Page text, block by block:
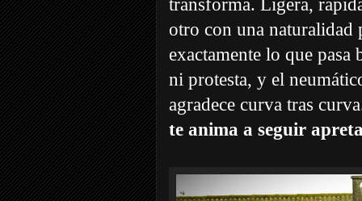
transforma. Ligera,
otro con una naturalidad
exactamente lo que pasa
ni protesta, y el
agradece curva tras
te anima a seguir